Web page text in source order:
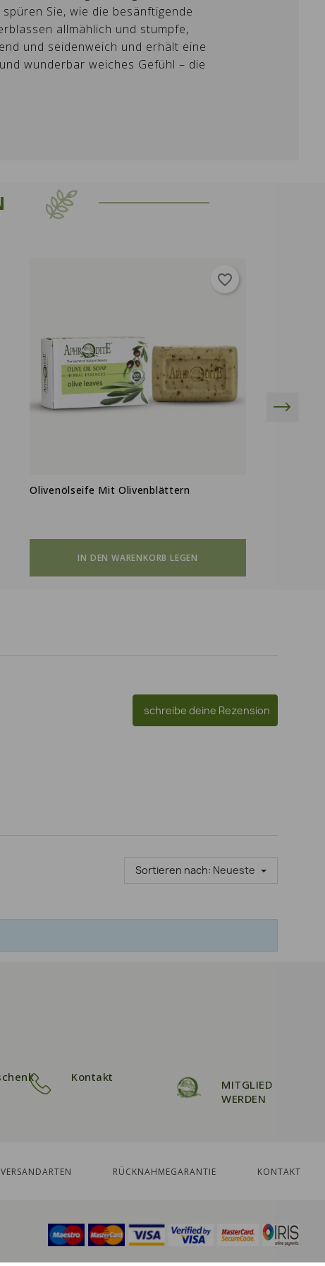
Sie, wie die besänftigende
allmählich und stumpfe,
und seidenweich und erhält eine
wunderbar weiches Gefühl – die
Olivenölseife Mit Olivenblättern
IN DEN WARENKORB LEGEN
favorite_border
schreibe deine Rezension
Sortieren nach: Neueste
Kontakt
MITGLIED
WERDEN
VERSANDARTEN RÜCKNAHMEGARANTIE KONTAKT